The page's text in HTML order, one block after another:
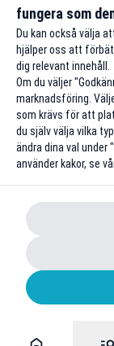
fungera som
Du kan också välja
hjälper oss att
dig relevant innehåll.
Om du väljer
marknadsföring.
som krävs för att
du själv välja vilka
ändra dina val under
använder kakor, se